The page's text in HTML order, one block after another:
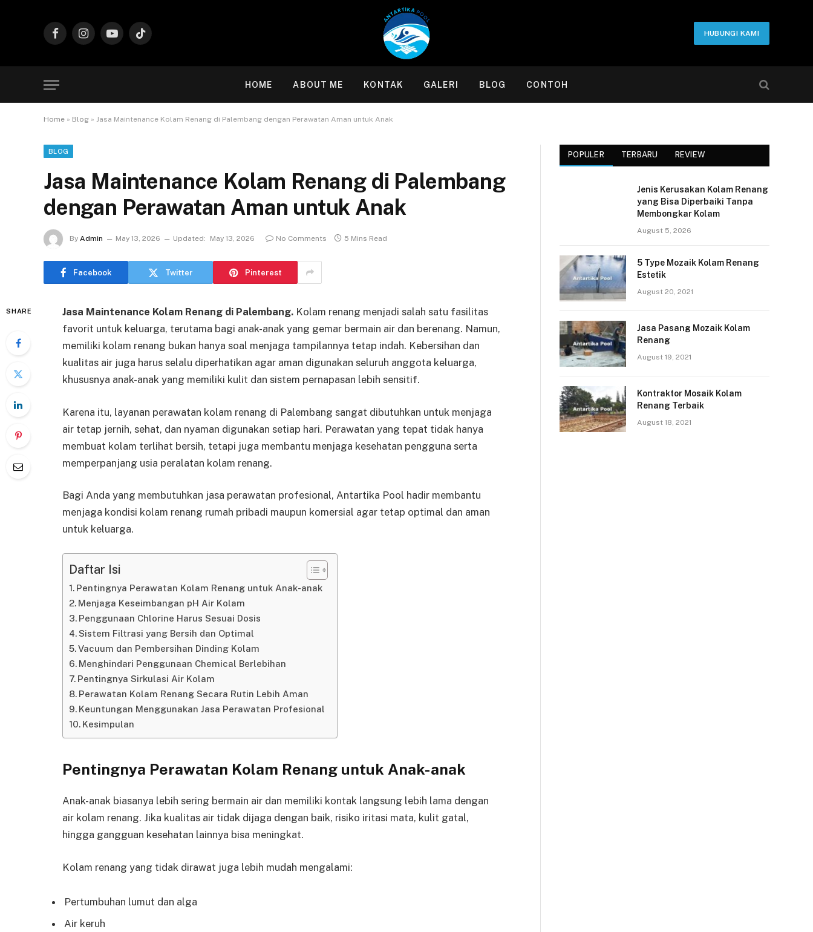
FacebookInstagramYouTubeTikTok
HUBUNGI KAMI
HOME ABOUT ME KONTAK GALERI BLOG CONTOH
Home » Blog » Jasa Maintenance Kolam Renang di Palembang dengan Perawatan Aman untuk Anak
BLOG
Jasa Maintenance Kolam Renang di Palembang
dengan Perawatan Aman untuk Anak
By Admin May 13, 2026 Updated: May 13, 2026 No Comments 5 Mins Read
Facebook Twitter Pinterest
SHARE Jasa Maintenance Kolam Renang di Palembang. Kolam renang menjadi salah satu fasilitas
favorit untuk keluarga, terutama bagi anak-anak yang gemar bermain air dan berenang. Namun,
memiliki kolam renang bukan hanya soal menjaga tampilannya tetap indah. Kebersihan dan
kualitas air juga harus selalu diperhatikan agar aman digunakan seluruh anggota keluarga,
khususnya anak-anak yang memiliki kulit dan sistem pernapasan lebih sensitif.
Karena itu, layanan perawatan kolam renang di Palembang sangat dibutuhkan untuk menjaga
air tetap jernih, sehat, dan nyaman digunakan setiap hari. Perawatan yang tepat tidak hanya
membuat kolam terlihat bersih, tetapi juga membantu menjaga kesehatan pengguna serta
memperpanjang usia peralatan kolam renang.
Bagi Anda yang membutuhkan jasa perawatan profesional, Antartika Pool hadir membantu
menjaga kondisi kolam renang rumah pribadi maupun komersial agar tetap optimal dan aman
untuk keluarga.
Daftar Isi
Pentingnya Perawatan Kolam Renang untuk Anak-anak
Menjaga Keseimbangan pH Air Kolam
Penggunaan Chlorine Harus Sesuai Dosis
Sistem Filtrasi yang Bersih dan Optimal
Vacuum dan Pembersihan Dinding Kolam
Menghindari Penggunaan Chemical Berlebihan
Pentingnya Sirkulasi Air Kolam
Perawatan Kolam Renang Secara Rutin Lebih Aman
Keuntungan Menggunakan Jasa Perawatan Profesional
Kesimpulan
Pentingnya Perawatan Kolam Renang untuk Anak-anak
Anak-anak biasanya lebih sering bermain air dan memiliki kontak langsung lebih lama dengan
air kolam renang. Jika kualitas air tidak dijaga dengan baik, risiko iritasi mata, kulit gatal,
hingga gangguan kesehatan lainnya bisa meningkat.
Kolam renang yang tidak dirawat juga lebih mudah mengalami:
Pertumbuhan lumut dan alga
Air keruh
POPULER TERBARU REVIEW
Jenis Kerusakan Kolam Renang
yang Bisa Diperbaiki Tanpa
Membongkar Kolam
August 5, 2026
5 Type Mozaik Kolam Renang
Estetik
August 20, 2021
Jasa Pasang Mozaik Kolam
Renang
August 19, 2021
Kontraktor Mosaik Kolam
Renang Terbaik
August 18, 2021